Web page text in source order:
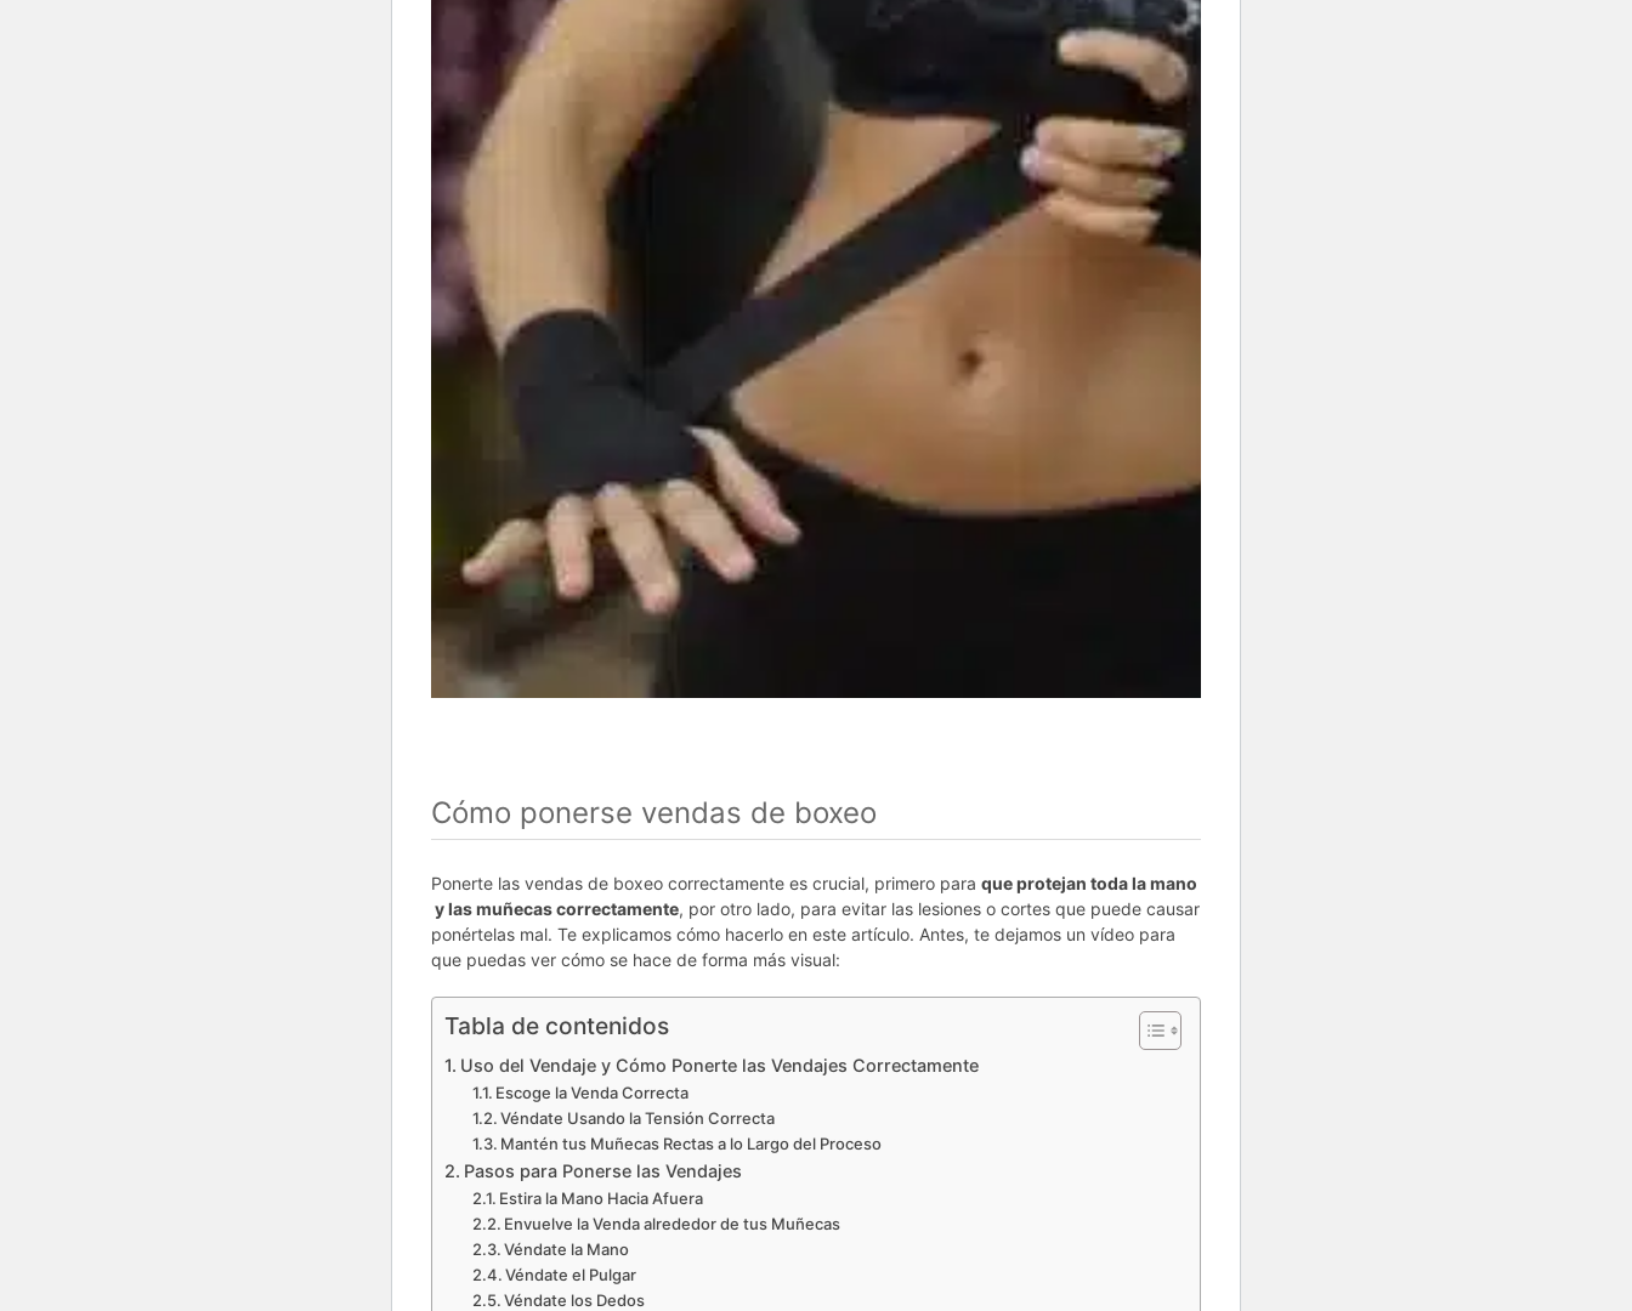
Cómo ponerse vendas de boxeo
Ponerte las vendas de boxeo correctamente es crucial, primero para que protejan toda la mano
y las muñecas correctamente, por otro lado, para evitar las lesiones o cortes que puede causar
ponértelas mal. Te explicamos cómo hacerlo en este artículo. Antes, te dejamos un vídeo para
que puedas ver cómo se hace de forma más visual:
Tabla de contenidos
Uso del Vendaje y Cómo Ponerte las Vendajes Correctamente
Escoge la Venda Correcta
Véndate Usando la Tensión Correcta
Mantén tus Muñecas Rectas a lo Largo del Proceso
Pasos para Ponerse las Vendajes
Estira la Mano Hacia Afuera
Envuelve la Venda alrededor de tus Muñecas
Véndate la Mano
Véndate el Pulgar
Véndate los Dedos